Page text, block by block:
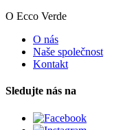
O Ecco Verde
O nás
Naše společnost
Kontakt
Sledujte nás na